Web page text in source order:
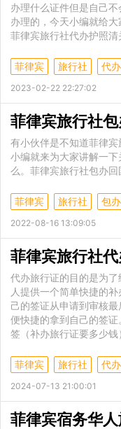
办理什么证件但是自己
办理的，今天小编就给大
菲律宾旅行社代办护照清
菲律宾 旅行社 代办
2023-02-22 22:27:02
菲律宾旅行社
有小伙伴是不知道菲律
小编就来为大家讲解一
么。菲律宾旅行社包办
菲律宾 旅行社 包办
2022-08-16 13:09:05
代办旅行证的目的是为
人提供一个简单快捷的
己的签证从申请到审核
便快捷的拿到自己的签
签（补办旅行证要多少钱
菲律宾 旅行社 代办
2024-07-13 21:00:01
菲律宾宿务华